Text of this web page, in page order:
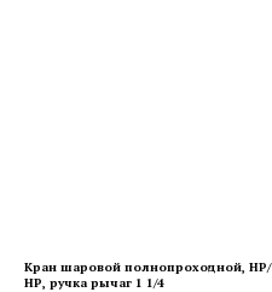
Кран шаровой полнопроходной, НР/
НР, ручка рычаг 1 1/4